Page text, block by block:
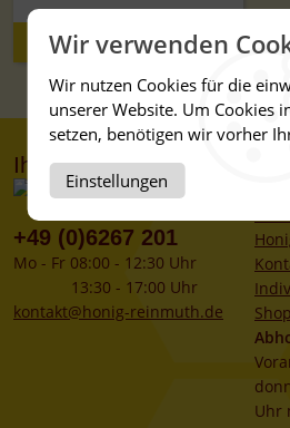
Wir verwenden
Wir nutzen Cookies für die
unserer Website. Um Cookies
setzen, benötigen wir vorher
Einstellungen
Details
Ihr Kontakt zu uns
+49 (0)6267 201
Mo - Fr 08:00 - 12:30 Uhr
13:30 - 17:00 Uhr
kontakt@honig-reinmuth.de
Uhr